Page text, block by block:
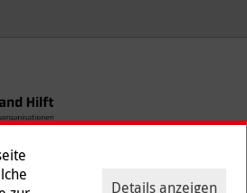
Details anzeigen